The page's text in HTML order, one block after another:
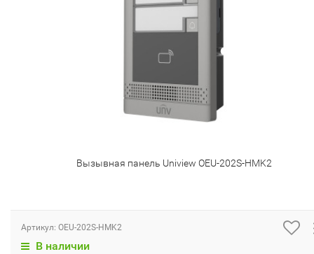
Вызывная панель Uniview OEU-202S-HMK2
Артикул: OEU-202S-HMK2
В наличии